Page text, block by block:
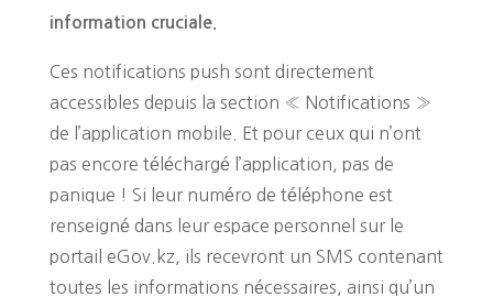
information cruciale.
Ces notifications push sont directement
accessibles depuis la section « Notifications »
de l’application mobile. Et pour ceux qui n’ont
pas encore téléchargé l’application, pas de
panique ! Si leur numéro de téléphone est
renseigné dans leur espace personnel sur le
portail eGov.kz, ils recevront un SMS contenant
toutes les informations nécessaires, ainsi qu’un